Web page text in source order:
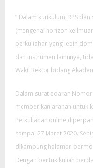
” Dalam kurikulum, RPS
(mengenai horizon
perkuliahan yang lebih
dan instrumen lainnnya,
Wakil Rektor bidang
Dalam surat edaran
memberikan arahan untuk
Perkuliahan online
sampai 27 Maret 2020.
dikampung halaman
Dengan bentuk kuliah